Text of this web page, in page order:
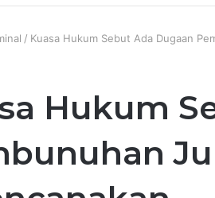
/ Kuasa Hukum Sebut Ada Dugaan
Hukum